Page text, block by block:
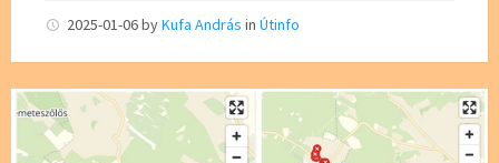
b
o
o
k
tt
er
2025-01-06byKufa András in Útinfo